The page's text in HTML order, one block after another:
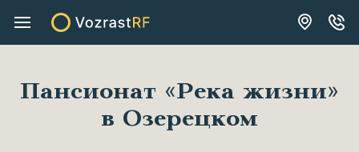
ОписаниеСвободные места Особенности
Пансионат «Река жизни»
в Озерецком